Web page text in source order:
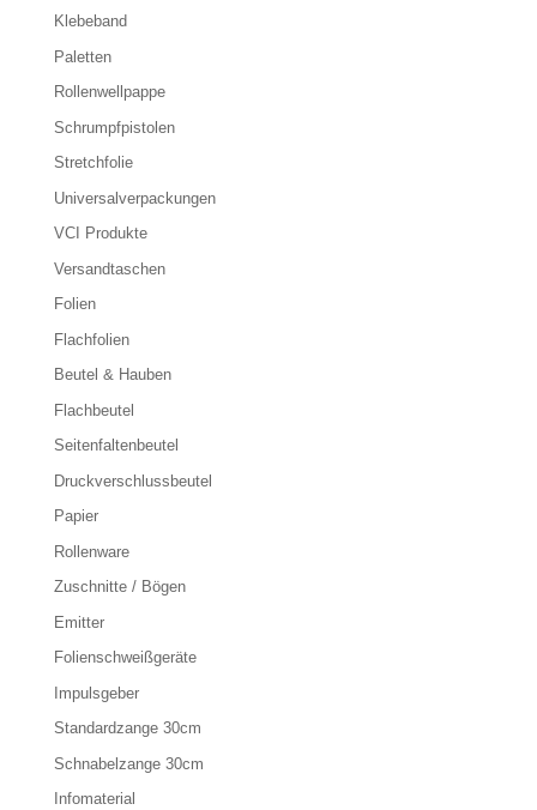
Klebeband
Paletten
Rollenwellpappe
Schrumpfpistolen
Stretchfolie
Universalverpackungen
VCI Produkte
Versandtaschen
Folien
Flachfolien
Beutel & Hauben
Flachbeutel
Seitenfaltenbeutel
Druckverschlussbeutel
Papier
Rollenware
Zuschnitte / Bögen
Emitter
Folienschweißgeräte
Impulsgeber
Standardzange 30cm
Schnabelzange 30cm
Infomaterial